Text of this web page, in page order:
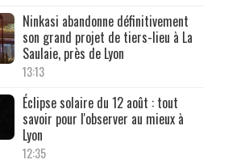
Ninkasi abandonne définitivement
son grand projet de tiers-lieu à La
Saulaie, près de Lyon
13:13
Éclipse solaire du 12 août : tout
savoir pour l'observer au mieux à
Lyon
12:35